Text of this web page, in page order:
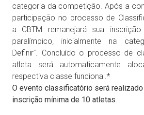
categoria da competição. Após a
participação no processo de
a CBTM remanejará sua
paralímpico, inicialmente na
Definir". Concluído o processo de
atleta será automaticamente
respectiva classe funcional.*
O evento classificatório será
inscrição mínima de 10 atletas.